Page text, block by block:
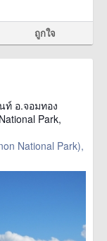
ถูกใจ
อ.จอมทอง
Park,
National Park),